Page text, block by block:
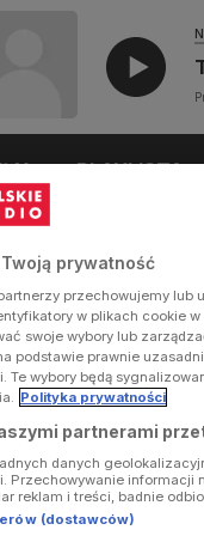
PLAYLISTA
Twoją prywatność
przechowujemy lub
w plikach cookie
swoje wybory lub
podstawie prawnie
Te wybory będą
Polityka prywatności
partnerami
danych
Przechowywanie informacji
reklam i treści, badnie
(dostawców)